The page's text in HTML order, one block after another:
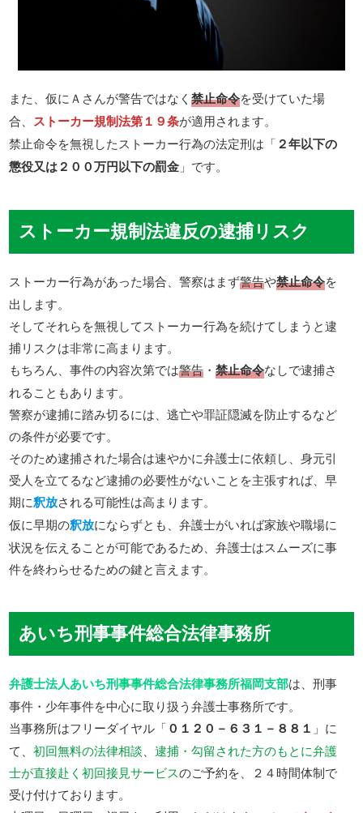
また、仮にＡさんが警告ではなく禁止命令を受けていた場
合、 ストーカー規制法第１９条が適用されます。
禁止命令を無視したストーカー行為の法定刑は「２年以下の
懲役又は２００万円以下の罰金 」です。
ストーカー規制法違反の逮捕リスク
ストーカー行為があった場合、警察はまず警告や禁止命令を
出します。
そしてそれらを無視してストーカー行為を続けてしまうと逮
捕リスクは非常に高まります。
もちろん、事件の内容次第では警告 ・禁止命令なしで逮捕さ
れることもあります。
警察が逮捕に踏み切るには、逃亡や罪証隠滅を防止するなど
の条件が必要です。
そのため逮捕された場合は速やかに弁護士に依頼し、身元引
受人を立てるなど逮捕の必要性がないことを主張すれば、早
期に釈放される可能性は高まります。
仮に早期の釈放にならずとも、弁護士がいれば家族や職場に
状況を伝えることが可能であるため、弁護士はスムーズに事
件を終わらせるための鍵と言えます。
あいち刑事事件総合法律事務所
弁護士法人あいち刑事事件総合法律事務所福岡支部は、刑事
事件・少年事件を中心に取り扱う弁護士事務所です。
当事務所はフリーダイヤル「０１２０－６３１－８８１ 」に
て、初回無料の法律相談 、逮捕・勾留された方のもとに弁護
士が直接赴く初回接見サービスのご予約を、２４時間体制で
受け付けております。